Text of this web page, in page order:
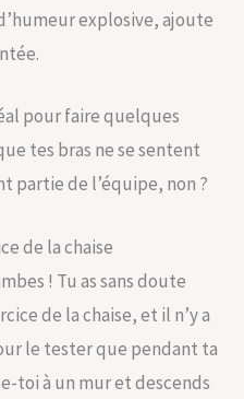
explosive, ajoute
pour faire quelques
tes bras ne se sentent
partie de l’équipe, non ?
de la chaise
! Tu as sans doute
de la chaise, et il n’y a
le tester que pendant ta
toi à un mur et descends